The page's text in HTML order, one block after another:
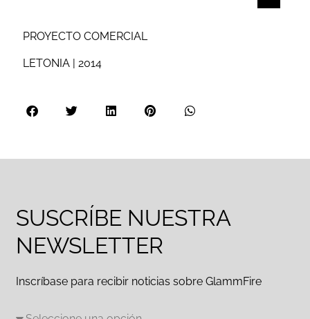
PROYECTO COMERCIAL
LETONIA | 2014
SUSCRÍBE NUESTRA
NEWSLETTER
Inscríbase para recibir noticias sobre GlammFire